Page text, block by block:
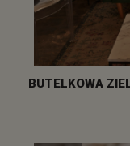
BUTELKOWA